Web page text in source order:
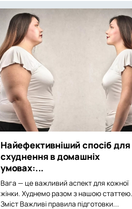
Найефективніший спосіб для
схуднення в домашніх
умовах:...
Вага — це важливий аспект для кожної
жінки. Худнемо разом з нашою статтею.
Зміст Важливі правила підготовки...